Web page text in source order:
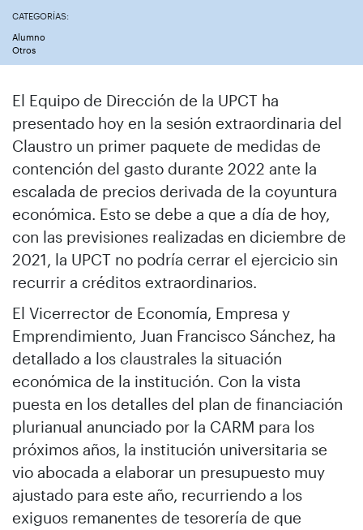
CATEGORÍAS:
Alumno
Otros
El Equipo de Dirección de la UPCT ha
presentado hoy en la sesión extraordinaria del
Claustro un primer paquete de medidas de
contención del gasto durante 2022 ante la
escalada de precios derivada de la coyuntura
económica. Esto se debe a que a día de hoy,
con las previsiones realizadas en diciembre de
2021, la UPCT no podría cerrar el ejercicio sin
recurrir a créditos extraordinarios.
El Vicerrector de Economía, Empresa y
Emprendimiento, Juan Francisco Sánchez, ha
detallado a los claustrales la situación
económica de la institución. Con la vista
puesta en los detalles del plan de financiación
plurianual anunciado por la CARM para los
próximos años, la institución universitaria se
vio abocada a elaborar un presupuesto muy
ajustado para este año, recurriendo a los
exiguos remanentes de tesorería de que